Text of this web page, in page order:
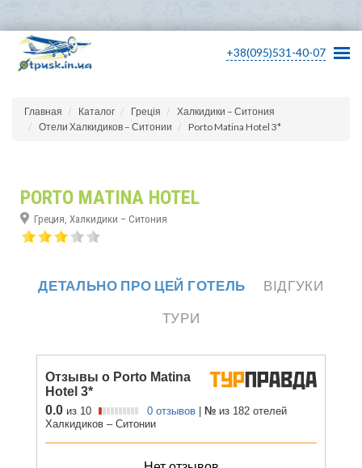
+38(095)531-40-07
Главная Каталог Греція
Халкидики – Ситония
Отели Халкидиков – Ситонии
Porto Matina Hotel 3*
PORTO MATINA HOTEL
Греция, Халкидики – Ситония
ДЕТАЛЬНО ПРО ЦЕЙ ГОТЕЛЬ
ВІДГУКИ
ТУРИ